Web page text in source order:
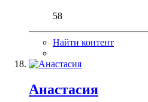
58
Найти контент
Анастасия